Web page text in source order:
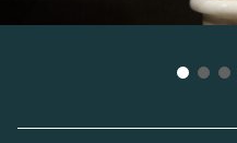
La riproduzione di
Presso il bookshop